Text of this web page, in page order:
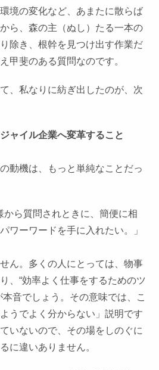
境の変化など、あまたに散らば
ら、森の主（ぬし）たる一本の
除き、根幹を見つけ出す作業だ
甲斐のある質問なのです。
、私なりに紡ぎ出したのが、次
ャイル企業へ変革すること
動機は、もっと単純なことだっ
から質問されときに、簡便に相
ワーワードを手に入れたい。」
ん。多くの人にとっては、物事
、“効率よく仕事をするためのツ
音でしょう。その意味では、こ
うでよく分からない」説明です
いないので、その場をしのぐに
に違いありません。